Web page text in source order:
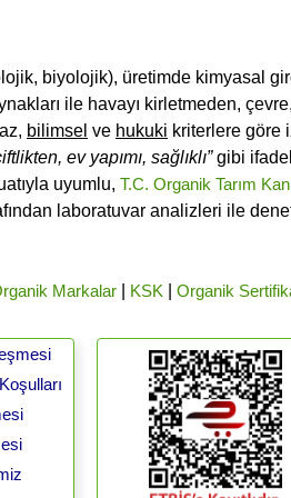
biyolojik), üretimde kimyasal
ile havayı kirletmeden,
bilimsel ve hukuki kriterlere göre
ev yapımı, sağlıklı”gibi
uyumlu, T.C. Organik Tarım
laboratuvar analizleri ile
Markalar| KSK Organik